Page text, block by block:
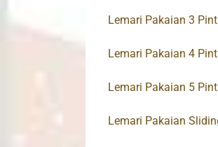
Lemari Pakaian 3
Lemari Pakaian 4
Lemari Pakaian 5
Lemari Pakaian